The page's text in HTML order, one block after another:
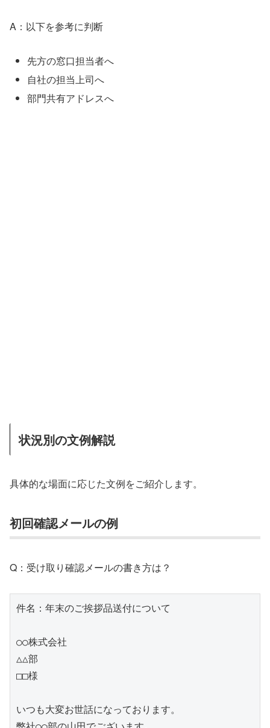
A：以下を参考に判断
先方の窓口担当者へ
自社の担当上司へ
部門共有アドレスへ
状況別の文例解説
具体的な場面に応じた文例をご紹介します。
初回確認メールの例
Q：受け取り確認メールの書き方は？
件名：年末のご挨拶品送付について
○○株式会社
△△部
□□様
いつも大変お世話になっております。